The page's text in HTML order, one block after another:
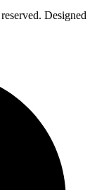
Designed